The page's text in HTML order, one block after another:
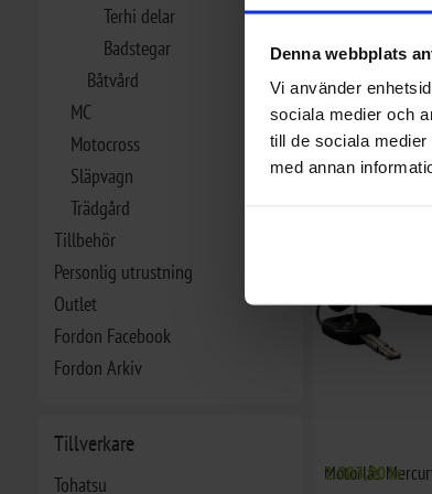
Denna webbplats
Vi använder
sociala medier och
till de sociala
med annan
Terhi delar
Badstegar
Båtvård
MC
Motocross
Släpvagn
Trädgård
Tillbehör
Personlig utrustning
Outlet
Fordon Facebook
Fordon Arkiv
Tillverkare
Tohatsu
Abus Båtlås
1.695,00 kr
Motorlås
2.003,00 kr